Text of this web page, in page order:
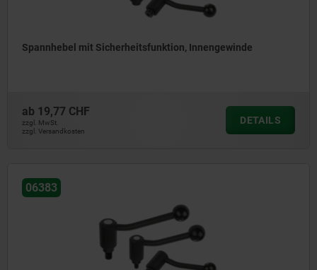
Spannhebel mit Sicherheitsfunktion, Innengewinde
ab 19,77 CHF
zzgl. MwSt.
zzgl. Versandkosten
DETAILS
06383